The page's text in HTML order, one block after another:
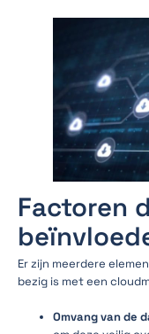
Factoren
Er zijn meerdere
bezig is met een
Omvang van de